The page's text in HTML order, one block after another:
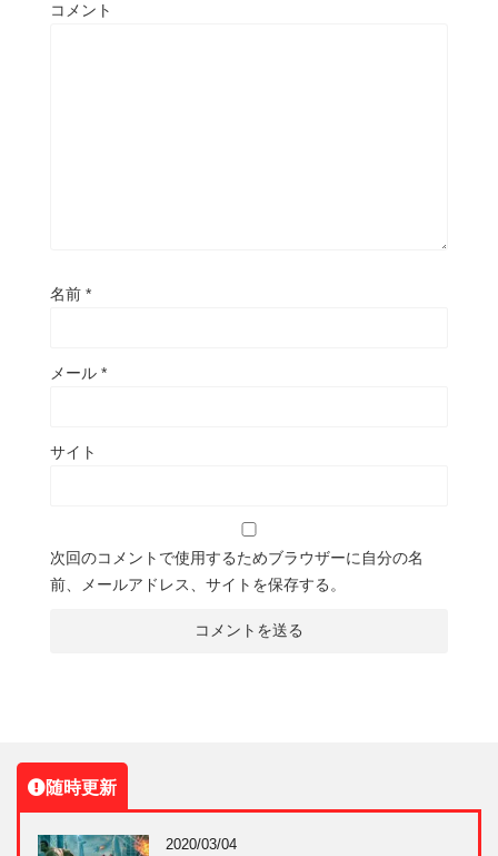
コメント
名前 *
メール *
サイト
次回のコメントで使用するためブラウザーに自分の名
前、メールアドレス、サイトを保存する。
随時更新
2020/03/04